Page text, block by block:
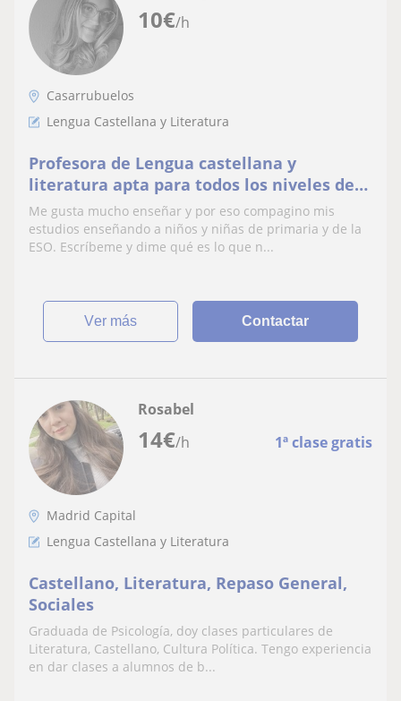
10€/h
Casarrubuelos
Lengua Castellana y Literatura
Profesora de Lengua castellana y
literatura apta para todos los niveles de
primaria y secundaria.
Me gusta mucho enseñar y por eso compagino mis
estudios enseñando a niños y niñas de primaria y de la
ESO. Escríbeme y dime qué es lo que n...
ver más Contactar
14€/h 1ª clase gratis
Rosabel
Madrid Capital
Lengua Castellana y Literatura
Castellano, Literatura, Repaso General,
Sociales
Graduada de Psicología, doy clases particulares de
Literatura, Castellano, Cultura Política. Tengo experiencia
en dar clases a alumnos de b...